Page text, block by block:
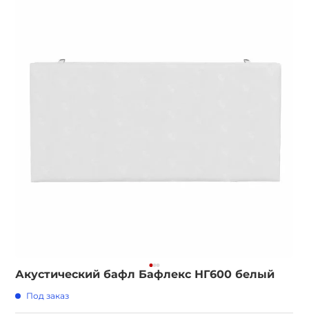
Акустический бафл Бафлекс НГ600 белый
Под заказ